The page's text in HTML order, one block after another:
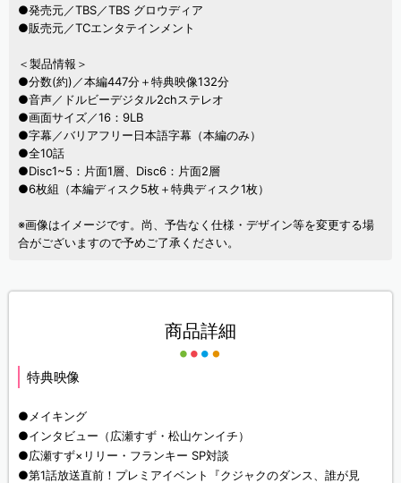
●発売元／TBS／TBS グロウディア
●販売元／TCエンタテインメント
＜製品情報＞
●分数(約)／本編447分＋特典映像132分
●音声／ドルビーデジタル2chステレオ
●画面サイズ／16：9LB
●字幕／バリアフリー日本語字幕（本編のみ）
●全10話
●Disc1~5：片面1層、Disc6：片面2層
●6枚組（本編ディスク5枚＋特典ディスク1枚）
※画像はイメージです。尚、予告なく仕様・デザイン等を変更する場
合がございますので予めご了承ください。
商品詳細
特典映像
●メイキング
●インタビュー（広瀬すず・松山ケンイチ）
●広瀬すず×リリー・フランキー SP対談
●第1話放送直前！プレミアイベント『クジャクのダンス、誰が見